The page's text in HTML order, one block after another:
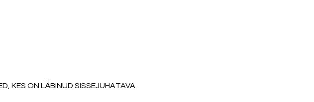
KES ON LÄBINUD SISSEJUHATAVA